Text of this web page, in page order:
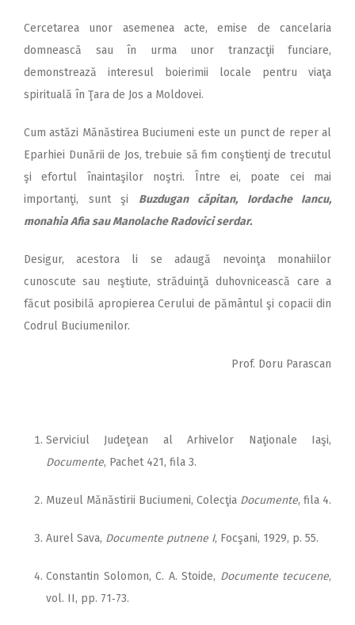
Cercetarea unor asemenea acte, emise de cancelaria
domnească sau în urma unor tranzacţii funciare,
demonstrează interesul boierimii locale pentru viaţa
spirituală în Ţara de Jos a Moldovei.
Cum astăzi Mănăstirea Buciumeni este un punct de reper al
Eparhiei Dunării de Jos, trebuie să fim conştienţi de trecutul
şi efortul înaintaşilor noştri. Între ei, poate cei mai
importanţi, sunt şi Buzdugan căpitan, Iordache Iancu,
monahia Afia sau Manolache Radovici serdar.
Desigur, acestora li se adaugă nevoinţa monahiilor
cunoscute sau neştiute, străduinţă duhovnicească care a
făcut posibilă apropierea Cerului de pământul şi copacii din
Codrul Buciumenilor.
Prof. Doru Parascan
Serviciul Judeţean al Arhivelor Naţionale Iaşi,
Documente, Pachet 421, fila 3.
Muzeul Mănăstirii Buciumeni, Colecţia Documente, fila 4.
Aurel Sava, Documente putnene I, Focşani, 1929, p. 55.
Constantin Solomon, C. A. Stoide, Documente tecucene,
vol. II, pp. 71‑73.